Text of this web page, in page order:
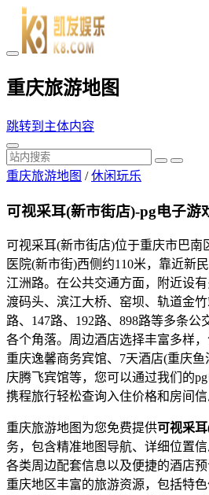
重庆旅游地图
跳转到主体内容
重庆旅游地图 /休闲玩乐
可视采耳(新市街店)-pg电子游
可视采耳(新市街店)位于重庆市巴南
医院(新市街)西侧约110米，靠近新
江洲路。在公共交通方面，附近设
渡码头、滨江大桥、窑坝、轨道金
路、147路、192路、898路等多条公
各个角落。周边酒店选择丰富多样，
重庆逸馨商务宾馆、7天酒店(重庆
庆腾飞宾馆等，您可以通过我们的
携程旅行轻松查询入住价格和房间信
重庆旅游地图为您免费提供可视采
务，包含精准地图导航、详细位置
各类周边配套信息以及便捷的酒店
重庆地区丰富的旅游资源，包括特